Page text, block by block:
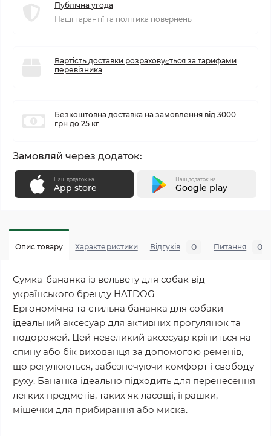
Публічна угода
Наші гарантії та політика повернень
Вартість доставки розраховується за тарифами
перевізника
Безкоштовна доставка на замовлення від 3000
грн до 25 кг
Замовляй через додаток:
Наш додаток на
App store
Наш додаток на
Google play
Опис товару Характеристики Відгуків 0 Питання 0
Сумка-бананка із вельвету для собак від
українського бренду HATDOG
Ергономічна та стильна бананка для собаки –
ідеальний аксесуар для активних прогулянок та
подорожей. Цей невеликий аксесуар кріпиться на
спину або бік вихованця за допомогою ременів,
що регулюються, забезпечуючи комфорт і свободу
руху. Бананка ідеально підходить для перенесення
легких предметів, таких як ласощі, іграшки,
мішечки для прибирання або миска.